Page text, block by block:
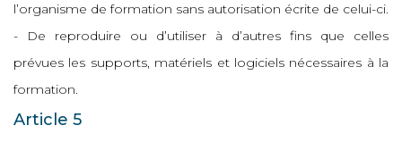
l’organisme de formation sans autorisation écrite de celui-ci.
- De reproduire ou d’utiliser à d’autres fins que celles
prévues les supports, matériels et logiciels nécessaires à la
formation.
Article 5